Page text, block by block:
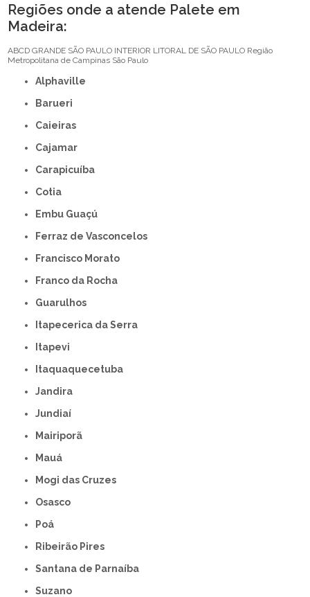
Regiões onde a atende Palete em
Madeira:
ABCD GRANDE SÃO PAULO INTERIOR LITORAL DE SÃO PAULO Região
Metropolitana de Campinas São Paulo
Alphaville
Barueri
Caieiras
Cajamar
Carapicuíba
Cotia
Embu Guaçú
Ferraz de Vasconcelos
Francisco Morato
Franco da Rocha
Guarulhos
Itapecerica da Serra
Itapevi
Itaquaquecetuba
Jandira
Jundiaí
Mairiporã
Mauá
Mogi das Cruzes
Osasco
Poá
Ribeirão Pires
Santana de Parnaíba
Suzano